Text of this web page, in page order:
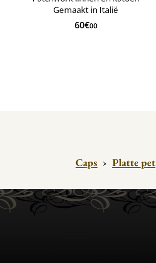
Gemaakt in Italië
60€00
Caps › Platte pet